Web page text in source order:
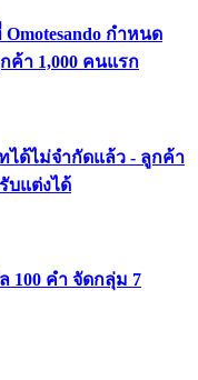
กำหนด
ค้า 1,000 คนแรก
ได้ไม่จำกัดแล้ว - ลูกค้า
บแต่งได้
100 คำ จัดกลุ่ม 7